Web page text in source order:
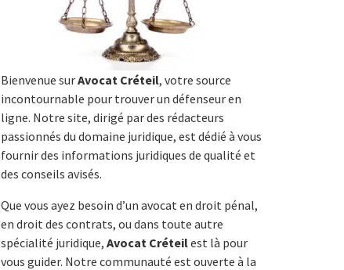
Bienvenue surAvocat Créteil, votre source
incontournable pour trouver un défenseur en
ligne. Notre site, dirigé par des rédacteurs
passionnés du domaine juridique, est dédié à vous
fournir des informations juridiques de qualité et
des conseils avisés.
Que vous ayez besoin d’un avocat en droit pénal,
en droit des contrats, ou dans toute autre
spécialité juridique, Avocat Créteilest là pour
vous guider. Notre communauté est ouverte à la